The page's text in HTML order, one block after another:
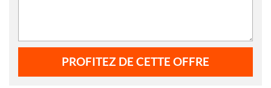
PROFITEZ DE CETTE OFFRE